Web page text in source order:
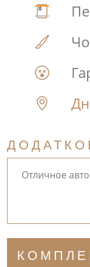
Отличное